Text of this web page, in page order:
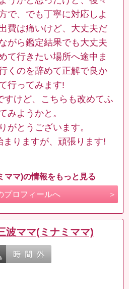
で、でも丁寧に対応しよ
費は痛いけど、大丈夫だ
がら鑑定結果でも大丈夫
て行きたい場所へ途中ま
くのを辞めて正解で良か
行ってみます!
すけど、こちらも改めてふ
みようかと。
がとうございます。
りますが、頑張ります!
ママ)の情報をもっと見る
プロフィールへ
波ママ(ミナミママ)